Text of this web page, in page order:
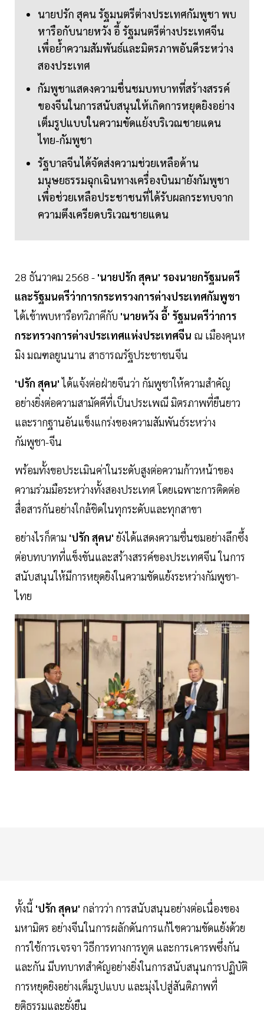
นายปรัก สุคน รัฐมนตรีต่างประเทศกัมพูชา พบ
หารือกับนายหวัง อี้ รัฐมนตรีต่างประเทศจีน
เพื่อย้ำความสัมพันธ์และมิตรภาพอันดีระหว่าง
สองประเทศ
กัมพูชาแสดงความชื่นชมบทบาทที่สร้างสรรค์
ของจีนในการสนับสนุนให้เกิดการหยุดยิงอย่าง
เต็มรูปแบบในความขัดแย้งบริเวณชายแดน
ไทย-กัมพูชา
รัฐบาลจีนได้จัดส่งความช่วยเหลือด้าน
มนุษยธรรมฉุกเฉินทางเครื่องบินมายังกัมพูชา
เพื่อช่วยเหลือประชาชนที่ได้รับผลกระทบจาก
ความตึงเครียดบริเวณชายแดน
28 ธันวาคม 2568 - 'นายปรัก สุคน' รองนายกรัฐมนตรี
และรัฐมนตรีว่าการกระทรวงการต่างประเทศกัมพูชา
ได้เข้าพบหารือทวิภาคีกับ 'นายหวัง อี้' รัฐมนตรีว่าการ
กระทรวงการต่างประเทศแห่งประเทศจีน ณ เมืองคุนห
มิง มณฑลยูนนาน สาธารณรัฐประชาชนจีน
'ปรัก สุคน'ได้แจ้งต่อฝ่ายจีนว่า กัมพูชาให้ความสำคัญ
อย่างยิ่งต่อความสามัคคีที่เป็นประเพณี มิตรภาพที่ยืนยาว
และรากฐานอันแข็งแกร่งของความสัมพันธ์ระหว่าง
กัมพูชา-จีน
พร้อมทั้งขอประเมินค่าในระดับสูงต่อความก้าวหน้าของ
ความร่วมมือระหว่างทั้งสองประเทศ โดยเฉพาะการติดต่อ
สื่อสารกันอย่างใกล้ชิดในทุกระดับและทุกสาขา
อย่างไรก็ตาม 'ปรัก สุคน' ยังได้แสดงความชื่นชมอย่างลึกซึ้ง
ต่อบทบาทที่แข็งขันและสร้างสรรค์ของประเทศจีน ในการ
สนับสนุนให้มีการหยุดยิงในความขัดแย้งระหว่างกัมพูชา-
ไทย
ทั้งนี้ 'ปรัก สุคน' กล่าวว่า การสนับสนุนอย่างต่อเนื่องของ
มหามิตร อย่างจีนในการผลักดันการแก้ไขความขัดแย้งด้วย
การใช้การเจรจา วิธีการทางการทูต และการเคารพซึ่งกัน
และกัน มีบทบาทสำคัญอย่างยิ่งในการสนับสนุนการปฏิบัติ
การหยุดยิงอย่างเต็มรูปแบบ และมุ่งไปสู่สันติภาพที่
ยุติธรรมและยั่งยืน